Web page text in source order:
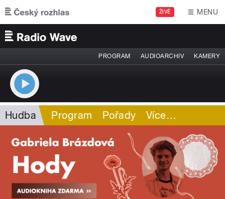
Přejít k hlavnímu obsahu
ŽIVĚ MENU
PROGRAM AUDIOARCHIV KAMERY
Hudba Program Pořady Více…